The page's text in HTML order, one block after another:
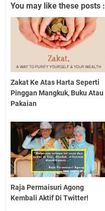
You may like these posts :
Zakat Ke Atas Harta Seperti
Pinggan Mangkuk, Buku Atau
Pakaian
Raja Permaisuri Agong
Kembali Aktif Di Twitter!